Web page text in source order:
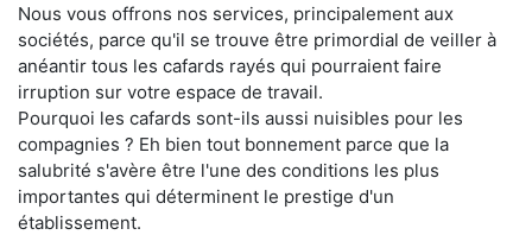
Nous vous offrons nos services, principalement aux
sociétés, parce qu'il se trouve être primordial de veiller à
anéantir tous les cafards rayés qui pourraient faire
irruption sur votre espace de travail.
Pourquoi les cafards sont-ils aussi nuisibles pour les
compagnies ? Eh bien tout bonnement parce que la
salubrité s'avère être l'une des conditions les plus
importantes qui déterminent le prestige d'un
établissement.